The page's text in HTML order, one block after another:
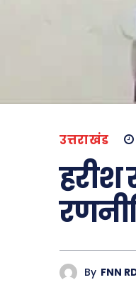
उत्तराखंड
हरीश
By FNN